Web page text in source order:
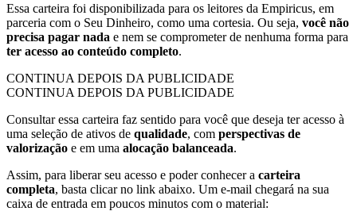
Essa carteira foi disponibilizada para os leitores da Empiricus, em
parceria com o Seu Dinheiro, como uma cortesia. Ou seja, você não
precisa pagar nada e nem se comprometer de nenhuma forma para
ter acesso ao conteúdo completo.
CONTINUA DEPOIS DA PUBLICIDADE
CONTINUA DEPOIS DA PUBLICIDADE
Consultar essa carteira faz sentido para você que deseja ter acesso à
uma seleção de ativos de qualidade, com perspectivas de
valorização e em uma alocação balanceada.
Assim, para liberar seu acesso e poder conhecer a carteira
completa, basta clicar no link abaixo. Um e-mail chegará na sua
caixa de entrada em poucos minutos com o material: